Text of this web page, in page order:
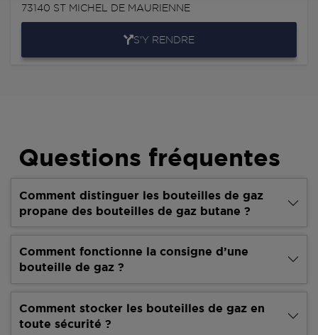
73140 ST MICHEL DE MAURIENNE
S'Y RENDRE
Questions fréquentes
Comment distinguer les bouteilles de gaz
propane des bouteilles de gaz butane ?
Comment fonctionne la consigne d’une
bouteille de gaz ?
Comment stocker les bouteilles de gaz en
toute sécurité ?